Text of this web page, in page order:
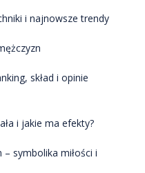
i najnowsze trendy
skład i opinie
i jakie ma efekty?
symbolika miłości i